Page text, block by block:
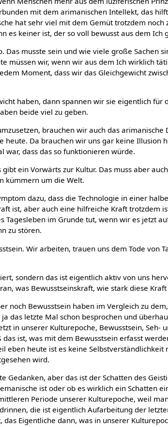
mit dem arimanischen Intellekt, das
hat sehr viel mit dem Gemüt trotzdem noch
es keiner ist, der so voll bewusst aus dem Ich
Das musste sein und wie viele große Sachen
müssen wir, wenn wir aus dem Ich wirklich
Moment, dass wir das Gleichgewicht
haben, dann spannen wir sie eigentlich für
beide viel zu geben.
brauchen wir auch das arimanische
heute. Da brauchen wir uns gar keine Illusion
war, dass das so funktionieren würde.
ein Vorwärts zur Kultur. Das muss aber
kümmern um die Welt.
dazu, dass die Technologie in einer
ist, aber auch eine hilfreiche Kraft trotzdem
Tagesleben im Grunde tut, wenn wir es jetzt
zu stören.
Wir arbeiten, trauen uns dem Tode von
sondern das ist eigentlich aktiv von uns
was Bewusstseinskraft, wie stark diese
noch Bewusstsein haben im Vergleich zu
das letzte Mal schon besprochen und
in unserer Kulturepoche, Bewusstsein, Seh-
ist, was mit dem Bewusstsein erfasst
eben heute ist es keine Selbstverständlichkeit
wird.
Gedanken, aber das ist der Schatten des
ist oder ob es wirklich ein Schatten
Periode unserer Kulturepoche, weil
die ist eigentlich Aufarbeitung der
das Eigentliche dann, was in unserer